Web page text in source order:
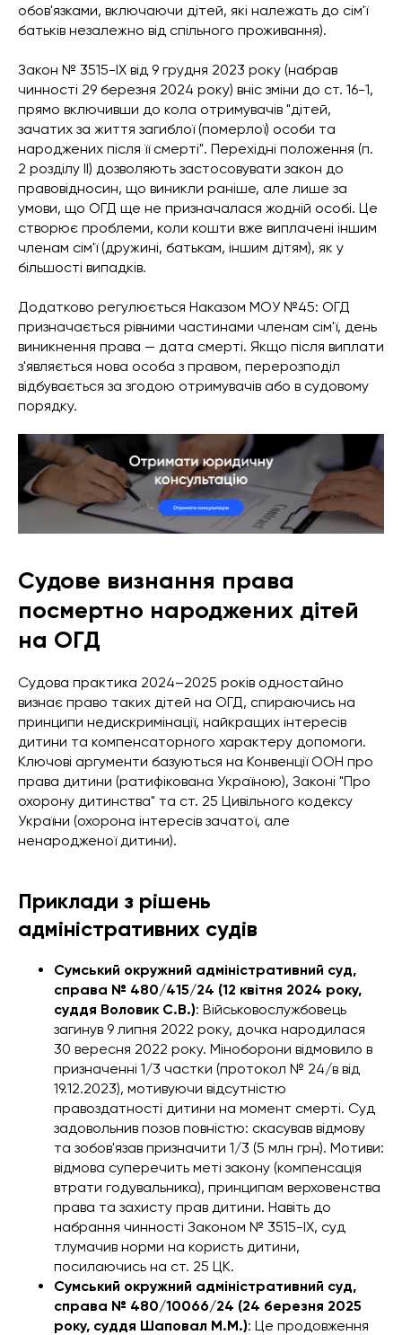
обов'язками, включаючи дітей, які належать до сім'ї
батьків незалежно від спільного проживання).
Закон № 3515-IX від 9 грудня 2023 року (набрав
чинності 29 березня 2024 року) вніс зміни до ст. 16-1,
прямо включивши до кола отримувачів "дітей,
зачатих за життя загиблої (померлої) особи та
народжених після її смерті". Перехідні положення (п.
2 розділу II) дозволяють застосовувати закон до
правовідносин, що виникли раніше, але лише за
умови, що ОГД ще не призначалася жодній особі. Це
створює проблеми, коли кошти вже виплачені іншим
членам сім'ї (дружині, батькам, іншим дітям), як у
більшості випадків.
Додатково регулюється Наказом МОУ №45: ОГД
призначається рівними частинами членам сім'ї, день
виникнення права — дата смерті. Якщо після виплати
з'являється нова особа з правом, перерозподіл
відбувається за згодою отримувачів або в судовому
порядку.
Судове визнання права
посмертно народжених дітей
на ОГД
Судова практика 2024–2025 років одностайно
визнає право таких дітей на ОГД, спираючись на
принципи недискримінації, найкращих інтересів
дитини та компенсаторного характеру допомоги.
Ключові аргументи базуються на Конвенції ООН про
права дитини (ратифікована Україною), Законі "Про
охорону дитинства" та ст. 25 Цивільного кодексу
України (охорона інтересів зачатої, але
ненародженої дитини).
Приклади з рішень
адміністративних судів
Сумський окружний адміністративний суд,
справа № 480/415/24 (12 квітня 2024 року,
суддя Воловик С.В.): Військовослужбовець
загинув 9 липня 2022 року, дочка народилася
30 вересня 2022 року. Міноборони відмовило в
призначенні 1/3 частки (протокол № 24/в від
19.12.2023), мотивуючи відсутністю
правоздатності дитини на момент смерті. Суд
задовольнив позов повністю: скасував відмову
та зобов'язав призначити 1/3 (5 млн грн). Мотиви:
відмова суперечить меті закону (компенсація
втрати годувальника), принципам верховенства
права та захисту прав дитини. Навіть до
набрання чинності Законом № 3515-IX, суд
тлумачив норми на користь дитини,
посилаючись на ст. 25 ЦК.
Сумський окружний адміністративний суд,
справа № 480/10066/24 (24 березня 2025
року, суддя Шаповал М.М.): Це продовження